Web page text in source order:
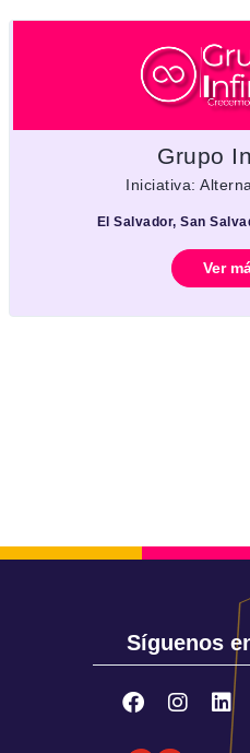
Grupo
Iniciativa:
El Salvador, San
Ver
Síguenos